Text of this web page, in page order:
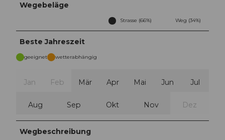
Wegebeläge
Strasse (66%) Weg (34%)
Beste Jahreszeit
geeignet wetterabhängig
Jan Feb Mär Apr Mai Jun Jul
Aug Sep Okt Nov Dez
Wegbeschreibung